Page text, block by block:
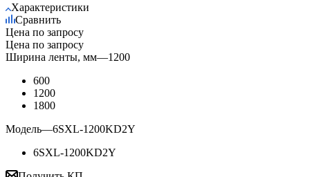
Характеристики
Сравнить
Цена по запросу
Цена по запросу
Ширина ленты, мм—1200
600
1200
1800
Модель—6SXL-1200KD2Y
6SXL-1200KD2Y